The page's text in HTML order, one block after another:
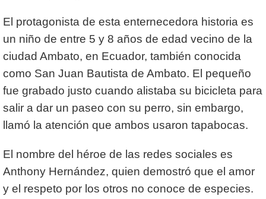
El protagonista de esta enternecedora historia es
un niño de entre 5 y 8 años de edad vecino de la
ciudad Ambato, en Ecuador, también conocida
como San Juan Bautista de Ambato. El pequeño
fue grabado justo cuando alistaba su bicicleta para
salir a dar un paseo con su perro, sin embargo,
llamó la atención que ambos usaron tapabocas.
El nombre del héroe de las redes sociales es
Anthony Hernández, quien demostró que el amor
y el respeto por los otros no conoce de especies.